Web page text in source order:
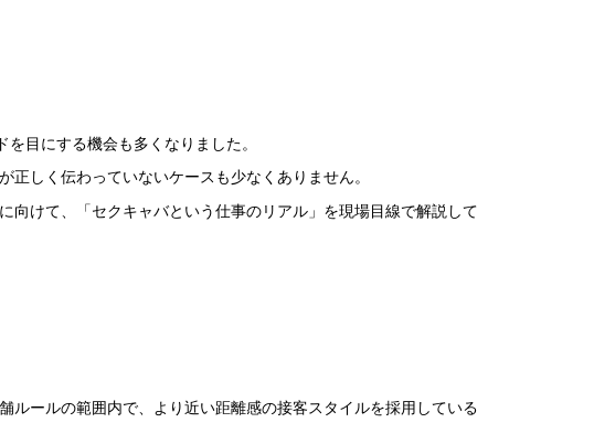
目にする機会も多くなりました。
しく伝わっていないケースも少なくありません。
けて、「セクキャバという仕事のリアル」を現場目線で解説して
ルールの範囲内で、より近い距離感の接客スタイルを採用している